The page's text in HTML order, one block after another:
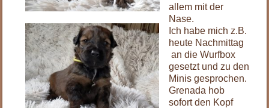
allem mit der
Nase.
Ich habe mich z.B.
heute Nachmittag
an die Wurfbox
gesetzt und zu den
Minis gesprochen.
Grenada hob
sofort den Kopf